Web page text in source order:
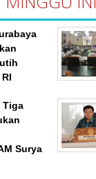
Tiga
Surya